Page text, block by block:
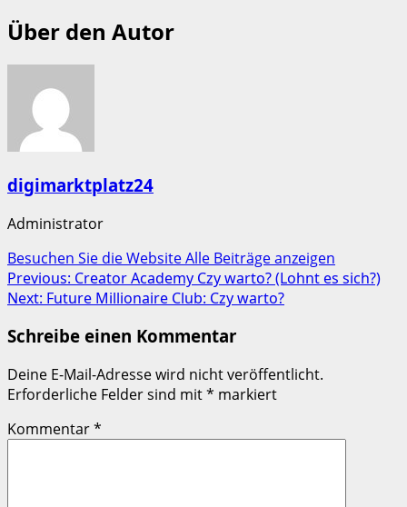
Über den Autor
digimarktplatz24
Administrator
Besuchen Sie die WebsiteAlle Beiträge anzeigen
Post
navigation
Previous: Creator Academy Czy warto? (Lohnt es sich?)
Next: Future Millionaire Club: Czy warto?
Schreibe einen Kommentar
Deine E-Mail-Adresse wird nicht veröffentlicht.
Erforderliche Felder sind mit* markiert
Kommentar*